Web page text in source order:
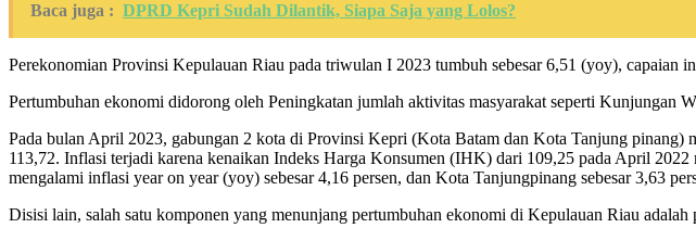
Baca juga : DPRD Kepri Sudah Dilantik, Siapa Saja yang Lolos?
Perekonomian Provinsi Kepulauan Riau pada triwulan I 2023 tumbuh sebesar 6,51 (yoy),
Pertumbuhan ekonomi didorong oleh Peningkatan jumlah aktivitas masyarakat seperti Kunjungan
Pada bulan April 2023, gabungan 2 kota di Provinsi Kepri (Kota Batam dan Kota Tanjung pinang)
113,72. Inflasi terjadi karena kenaikan Indeks Harga Konsumen (IHK) dari 109,25 pada April
mengalami inflasi year on year (yoy) sebesar 4,16 persen, dan Kota Tanjungpinang sebesar 3,63
Disisi lain, salah satu komponen yang menunjang pertumbuhan ekonomi di Kepulauan Riau